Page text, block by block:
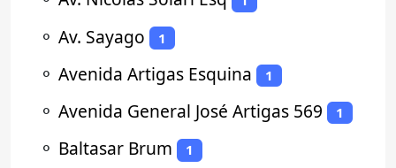
⚬ Av. Sayago 1
⚬ Avenida Artigas Esquina 1
⚬ Avenida General José Artigas 569 1
⚬ Baltasar Brum 1